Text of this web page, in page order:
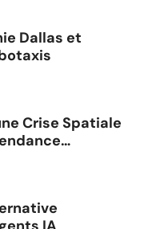
Dallas et
Crise Spatiale